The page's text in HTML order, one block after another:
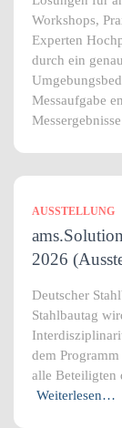
Workshops,
Experten
durch ein
Messaufgabe
Messergebnisse
AUSSTELLUNG
2026
Deutscher
Stahlbautag
dem
alle Beteiligten
Weiterlesen…